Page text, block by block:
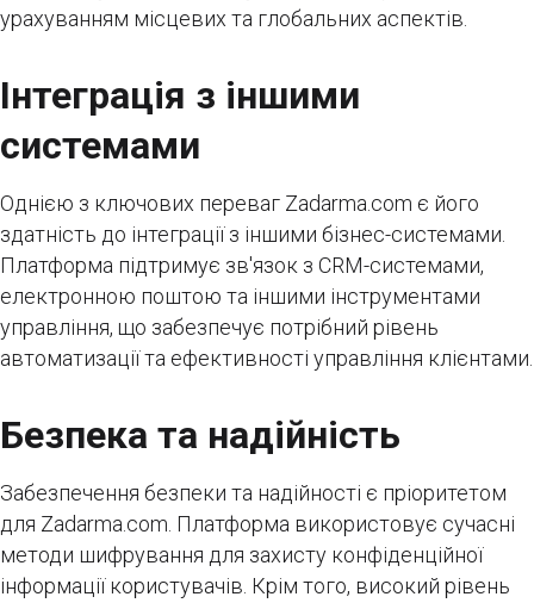
урахуванням місцевих та глобальних аспектів.
Інтеграція з іншими
системами
Однією з ключових переваг Zadarma.com є його
здатність до інтеграції з іншими бізнес-системами.
Платформа підтримує зв'язок з CRM-системами,
електронною поштою та іншими інструментами
управління, що забезпечує потрібний рівень
автоматизації та ефективності управління клієнтами.
Безпека та надійність
Забезпечення безпеки та надійності є пріоритетом
для Zadarma.com. Платформа використовує сучасні
методи шифрування для захисту конфіденційної
інформації користувачів. Крім того, високий рівень